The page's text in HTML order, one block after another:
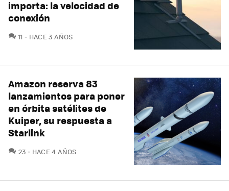
importa: la velocidad de
conexión
11 COMENTARIOS
HACE 3 AÑOS
Amazon reserva 83
lanzamientos para poner
en órbita satélites de
Kuiper, su respuesta a
Starlink
23 COMENTARIOS
HACE 4 AÑOS